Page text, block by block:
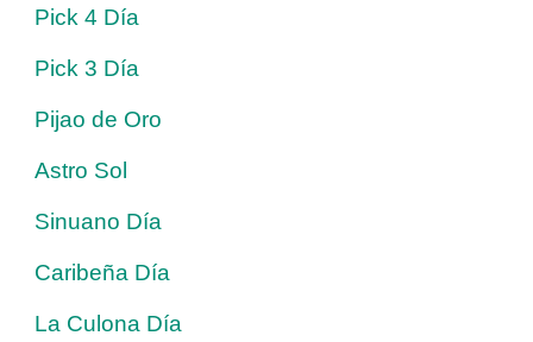
Pick 4 Día
Pick 3 Día
Pijao de Oro
Astro Sol
Sinuano Día
Caribeña Día
La Culona Día